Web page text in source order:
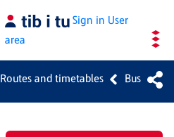
Sign in User
area
Routes and timetables Bus